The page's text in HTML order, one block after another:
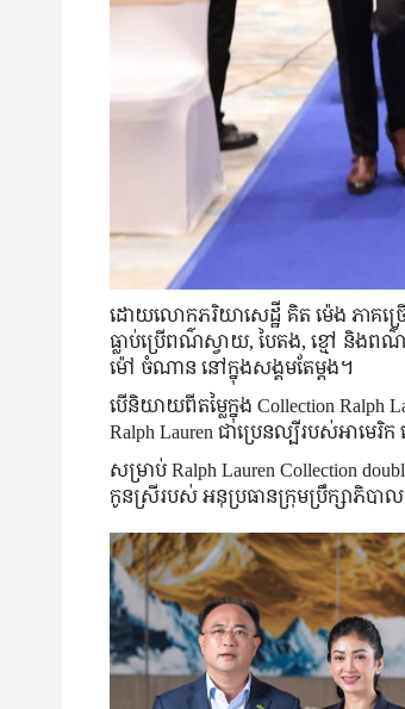
ដោយ​លោក​ភរិយា​សេដ្ឋី គិត ម៉េង ភាគច្រើ
ធ្លាប់​ប្រើ​ពណ៌​ស្វាយ, បៃតង, ខ្មៅ និង​
ម៉ៅ ចំណាន នៅ​ក្នុង​សង្គម​តែម្ដង។
បើ​និយាយ​ពី​តម្លៃ​ក្នុង Collection
Ralph Lauren ជា​ប្រេន​ល្បី​របស់​អាម
សម្រាប់ Ralph Lauren Collection
កូនស្រី​របស់​ អនុ​ប្រធាន​ក្រុមប្រឹក្សាភិបាល​